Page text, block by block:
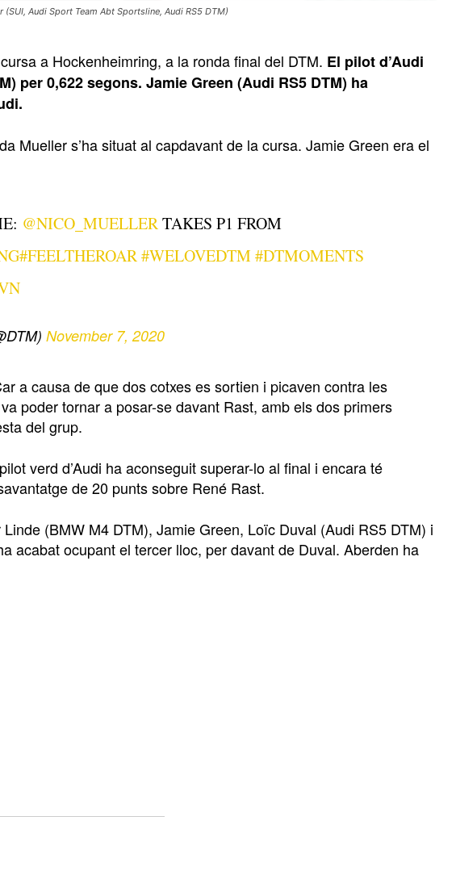
Audi Sport Team Abt Sportsline, Audi RS5 DTM)
a Hockenheimring, a la ronda final del DTM. El pilot d’Audi
per 0,622 segons. Jamie Green (Audi RS5 DTM) ha
Mueller s’ha situat al capdavant de la cursa. Jamie Green era el
@NICO_MUELLERTAKES P1 FROM
#FEELTHEROAR#WELOVEDTM#DTMOMENTS
November 7, 2020
a causa de que dos cotxes es sortien i picaven contra les
poder tornar a posar-se davant Rast, amb els dos primers
del grup.
verd d’Audi ha aconseguit superar-lo al final i encara té
de 20 punts sobre René Rast.
(BMW M4 DTM), Jamie Green, Loïc Duval (Audi RS5 DTM) i
acabat ocupant el tercer lloc, per davant de Duval. Aberden ha